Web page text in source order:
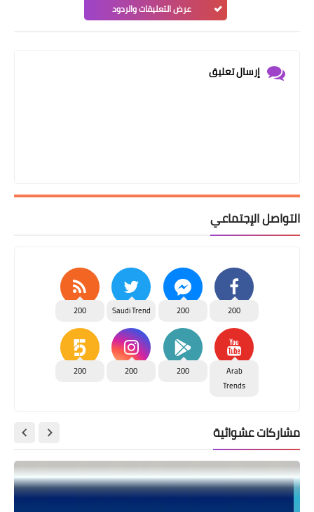
عرض التعليقات والردود
إرسال تعليق
التواصل الإجتماعي
200
200
Saudi Trend
200
Arab
Trends
200
200
200
مشاركات عشوائية